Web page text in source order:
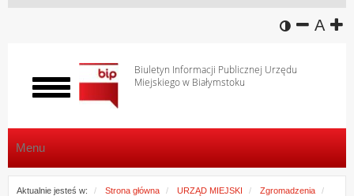
wersja
A
Biuletyn Informacji Publicznej Urzędu
Miejskiego w Białymstoku
Włącz
menu
Menu
Aktualnie jesteś w: Strona główna URZĄD MIEJSKI
Zgromadzenia